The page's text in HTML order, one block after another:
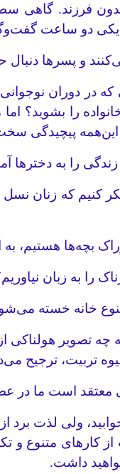
فرزند. گاهی
یکی دو ساعت
و پسرها
که در دوران
را بشوید؟ اما
پیچیدگی
را به دخترها
کنیم که زنان نسل
بچه‌ها
به زبان
خانه خسته
چه تصویر
تربیت، ترجیح
است ما در
ولی لذت برد از
متنوع و
داشت.